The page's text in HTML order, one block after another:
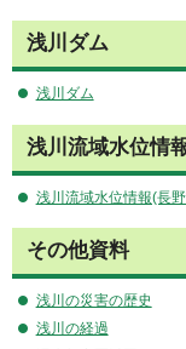
浅川ダム
浅川ダム
浅川流域水位情
浅川流域水位情報(長
その他資料
浅川の災害の歴史
浅川の経過